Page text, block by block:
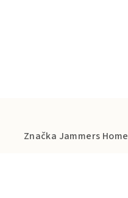
Značka Jammers Home